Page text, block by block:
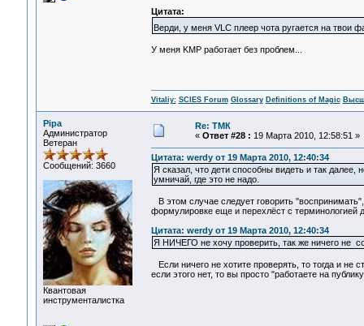
Цитата:
Верди, у меня VLC плеер чота ругается на твои
У меня KMP работает без проблем...
Vitaliy: SCIES Forum Glossary Definitions of Magic
Pipa
Администратор
Ветеран
Сообщений: 3660
Квантовая
инструменталистка
Re: ТМК
« Ответ #28 : 19 Марта 2010, 12:58:51 »
Цитата: werdy от 19 Марта 2010, 12:40:34
Я сказал, что дети способны видеть и так
умничай, где это не надо.
В этом случае следует говорить
формулировке еще и перехлёст с терминологией
Цитата: werdy от 19 Марта 2010, 12:40:34
Я НИЧЕГО не хочу проверить, так же ничего не
Если ничего не хотите проверять, то тогда и не
если этого нет, то вы просто "работаете на